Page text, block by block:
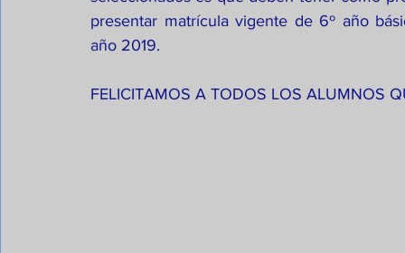
presentar matrícula vigente de 6º año
año 2019.
FELICITAMOS A TODOS LOS ALUMNOS